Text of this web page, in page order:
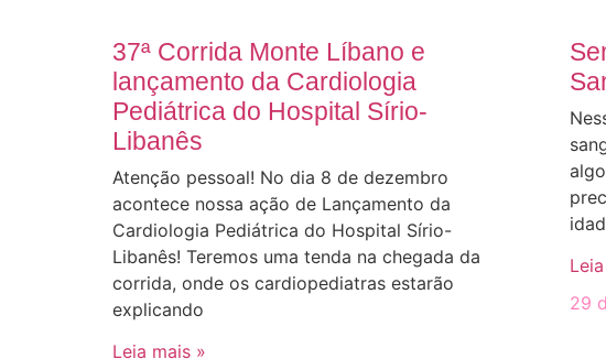
37ª Corrida Monte Líbano e
lançamento da Cardiologia
Pediátrica do Hospital Sírio-
Libanês
Atenção pessoal! No dia 8 de dezembro
acontece nossa ação de Lançamento da
Cardiologia Pediátrica do Hospital Sírio-
Libanês! Teremos uma tenda na chegada da
corrida, onde os cardiopediatras estarão
explicando
Leia mais »
29